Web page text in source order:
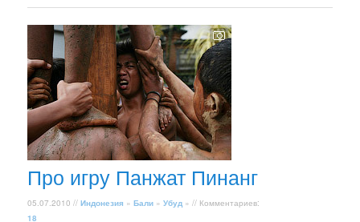
Про игру Панжат Пинанг
05.07.2010 //Индонезия »Бали »Убуд » // Комментариев:
18